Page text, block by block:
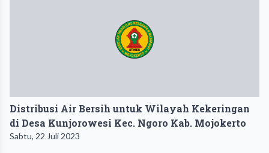
Distribusi Air Bersih untuk Wilayah Kekeringan
di Desa Kunjorowesi Kec. Ngoro Kab. Mojokerto
Sabtu, 22 Juli 2023